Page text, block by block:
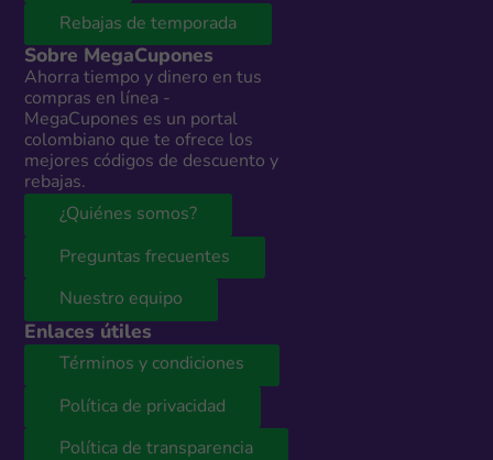
Rebajas de temporada
Sobre MegaCupones
Ahorra tiempo y dinero en tus
compras en línea -
MegaCupones es un portal
colombiano que te ofrece los
mejores códigos de descuento y
rebajas.
¿Quiénes somos?
Preguntas frecuentes
Nuestro equipo
Enlaces útiles
Términos y condiciones
Política de privacidad
Política de transparencia